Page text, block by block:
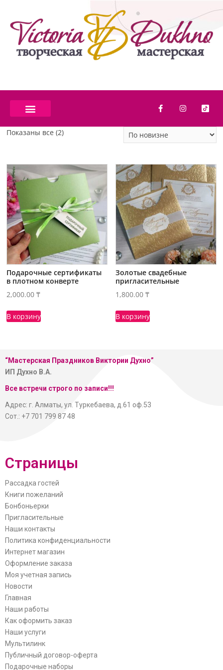
Показаны все (2)
Подарочные сертификаты
в плотном конверте
2,000.00₸
В корзину
Золотые свадебные
пригласительные
1,800.00₸
В корзину
“Мастерская Праздников Виктории Духно”
ИП Духно В.А.
Все встречи строго по записи!!!
Адрес: г. Алматы, ул. Туркебаева, д.61 оф.53
Сот.: +7 701 799 87 48
Страницы
Рассадка гостей
Книги пожеланий
Бонбоньерки
Пригласительные
Наши контакты
Политика конфиденциальности
Интернет магазин
Оформление заказа
Моя учетная запись
Новости
Главная
Наши работы
Как оформить заказ
Наши услуги
Мультилинк
Публичный договор-оферта
Подарочные наборы